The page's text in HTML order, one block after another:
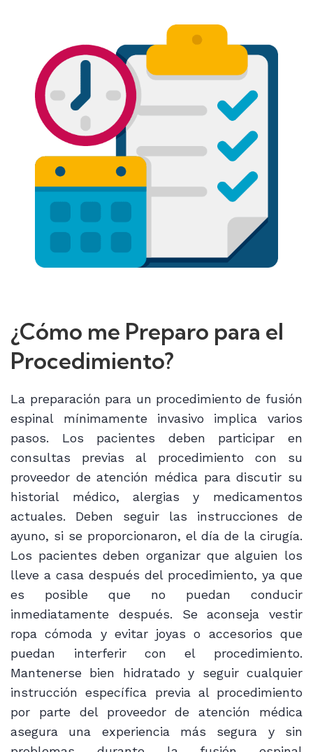
¿Cómo me Preparo para el
Procedimiento?
La preparación para un procedimiento de fusión
espinal mínimamente invasivo implica varios
pasos. Los pacientes deben participar en
consultas previas al procedimiento con su
proveedor de atención médica para discutir su
historial médico, alergias y medicamentos
actuales. Deben seguir las instrucciones de
ayuno, si se proporcionaron, el día de la cirugía.
Los pacientes deben organizar que alguien los
lleve a casa después del procedimiento, ya que
es posible que no puedan conducir
inmediatamente después. Se aconseja vestir
ropa cómoda y evitar joyas o accesorios que
puedan interferir con el procedimiento.
Mantenerse bien hidratado y seguir cualquier
instrucción específica previa al procedimiento
por parte del proveedor de atención médica
asegura una experiencia más segura y sin